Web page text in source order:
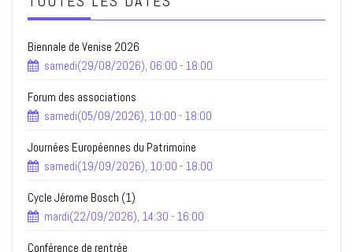
Biennale de Venise 2026
samedi(29/08/2026), 06:00 - 18:00
Forum des associations
samedi(05/09/2026), 10:00 - 18:00
Journées Européennes du Patrimoine
samedi(19/09/2026), 10:00 - 18:00
Cycle Jérome Bosch (1)
mardi(22/09/2026), 14:30 - 16:00
Conférence de rentrée